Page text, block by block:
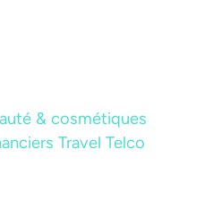
& cosmétiques
Travel Telco